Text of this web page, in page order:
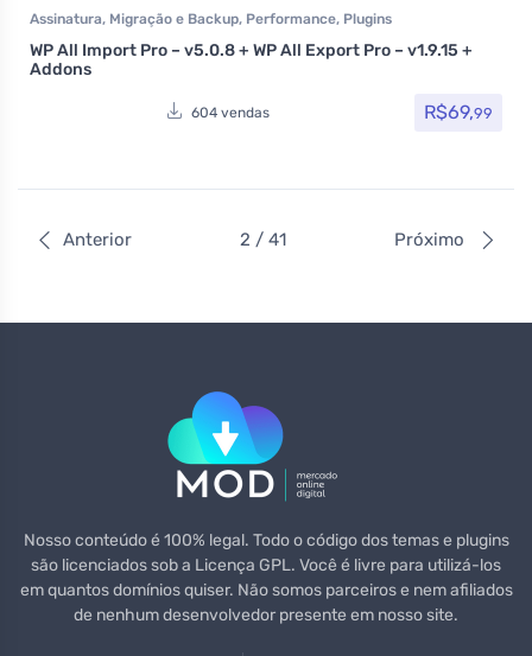
Assinatura, Migração e Backup, Performance, Plugins
WP All Import Pro – v5.0.8 + WP All Export Pro – v1.9.15 +
Addons
604 vendas R$69,99
Anterior 2 / 41 Próximo
Nosso conteúdo é 100% legal. Todo o código dos temas e plugins
são licenciados sob a Licença GPL. Você é livre para utilizá-los
em quantos domínios quiser. Não somos parceiros e nem afiliados
de nenhum desenvolvedor presente em nosso site.